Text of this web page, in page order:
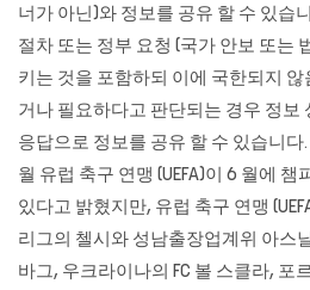
너가 아닌)와 정보를 공유 할 수 있습
절차 또는 정부 요청 (국가 안보 또는
키는 것을 포함하되 이에 국한되지 않
거나 필요하다고 판단되는 경우 정보
응답으로 정보를 공유 할 수 있습니다.
월 유럽 축구 연맹 (UEFA)이 6 월에
있다고 밝혔지만, 유럽 축구 연맹
리그의 첼시와 성남출장업계위 아스
바그, 우크라이나의 FC 볼 스클라, 포